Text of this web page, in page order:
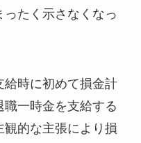
たく示さなくなっ
時に初めて損金計
一時金を支給する
的な主張により損